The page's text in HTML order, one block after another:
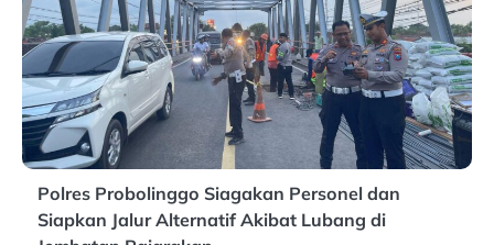
Polres Probolinggo Siagakan Personel dan
Siapkan Jalur Alternatif Akibat Lubang di